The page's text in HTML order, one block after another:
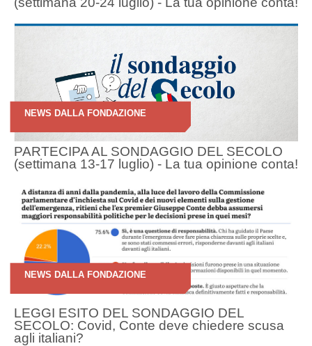
NEWS DALLA FONDAZIONE
PARTECIPA AL SONDAGGIO DEL SECOLO
(settimana 13-17 luglio) - La tua opinione conta!
NEWS DALLA FONDAZIONE
LEGGI ESITO DEL SONDAGGIO DEL
SECOLO: Covid, Conte deve chiedere scusa
agli italiani?